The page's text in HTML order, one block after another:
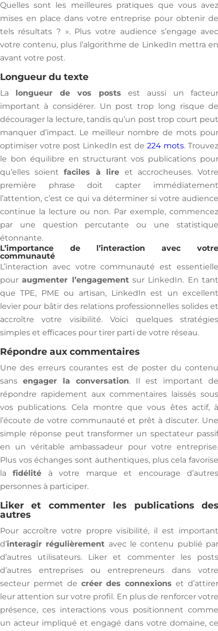
Quelles sont les meilleures pratiques que vous
mises en place dans votre entreprise pour obtenir
tels résultats ? ». Plus votre audience s’engage
votre contenu, plus l’algorithme de LinkedIn mettra
avant votre post.
Longueur du texte
La longueur de vos posts est aussi un
important à considérer. Un post trop long risque
décourager la lecture, tandis qu’un post trop court
manquer d’impact. Le meilleur nombre de mots
optimiser votre post LinkedIn est de224 mots.
le bon équilibre en structurant vos publications
qu’elles soientfaciles à lire et accrocheuses.
première phrase doit capter
l’attention, c’est ce qui va déterminer si votre
continue la lecture ou non. Par exemple,
par une question percutante ou une
étonnante.
L’importance de l’interaction avec
communauté
L’interaction avec votre communauté est
pouraugmenter l’engagementsur LinkedIn. En
que TPE, PME ou artisan, LinkedIn est un
levier pour bâtir des relations professionnelles solides
accroître votre visibilité. Voici quelques
simples et efficaces pour tirer parti de votre réseau.
Répondre aux commentaires
Une des erreurs courantes est de poster du
sans engager la conversation. Il est important
répondre rapidement aux commentaires laissés
vos publications. Cela montre que vous êtes actif,
l’écoute de votre communauté et prêt à discuter.
simple réponse peut transformer un spectateur
en un véritable ambassadeur pour votre
Plus vos échanges sont authentiques, plus cela
lafidélité à votre marque et encourage
personnes à participer.
Liker et commenter les publications
autres
Pour accroître votre propre visibilité, il est
d’interagir régulièrement avec le contenu publié
d’autres utilisateurs. Liker et commenter les
d’autres entreprises ou entrepreneurs dans
secteur permet de créer des connexions et
leur attention sur votre profil. En plus de renforcer
présence, ces interactions vous positionnent
un acteur impliqué et engagé dans votre domaine,